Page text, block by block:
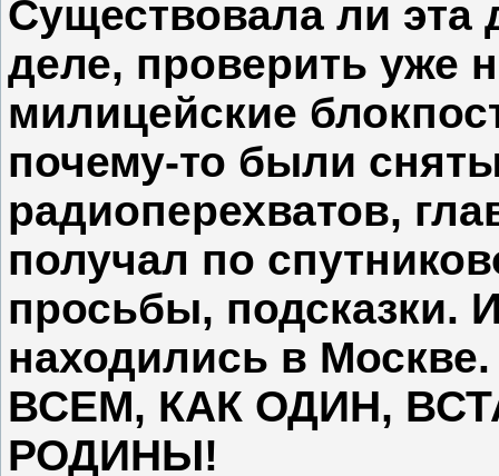
Существовала ли эта
деле, проверить уже
милицейские
почему-то были
радиоперехватов,
получал по
просьбы, подсказки.
находились в Москве.
ВСЕМ, КАК ОДИН,
РОДИНЫ!